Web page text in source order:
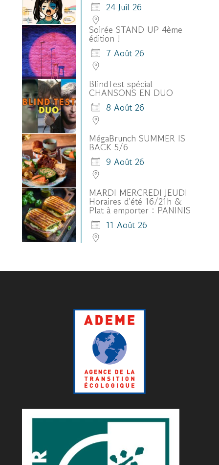
24 Juil 26
Soirée STAND UP 4ème
édition !
7 Août 26
BlindTest spécial
CHANSONS EN DUO
8 Août 26
MégaBrunch SUMMER IS
BACK 5/6
9 Août 26
MARDI MERCREDI JEUDI
Horaires d'été 16/21h &
Plat à emporter : PANINIS
11 Août 26